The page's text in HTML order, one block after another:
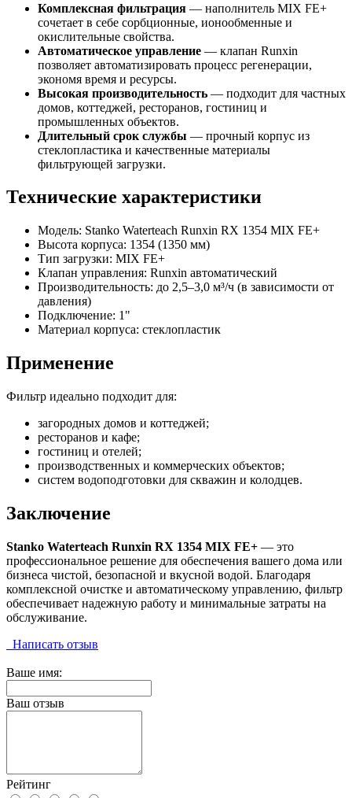
Комплексная фильтрация — наполнитель MIX FE+
сочетает в себе сорбционные, ионообменные и
окислительные свойства.
Автоматическое управление — клапан Runxin
позволяет автоматизировать процесс регенерации,
экономя время и ресурсы.
Высокая производительность — подходит для частных
домов, коттеджей, ресторанов, гостиниц и
промышленных объектов.
Длительный срок службы — прочный корпус из
стеклопластика и качественные материалы
фильтрующей загрузки.
Технические характеристики
Модель: Stanko Waterteach Runxin RX 1354 MIX FE+
Высота корпуса: 1354 (1350 мм)
Тип загрузки: MIX FE+
Клапан управления: Runxin автоматический
Производительность: до 2,5–3,0 м³/ч (в зависимости от
давления)
Подключение: 1"
Материал корпуса: стеклопластик
Применение
Фильтр идеально подходит для:
загородных домов и коттеджей;
ресторанов и кафе;
гостиниц и отелей;
производственных и коммерческих объектов;
систем водоподготовки для скважин и колодцев.
Заключение
Stanko Waterteach Runxin RX 1354 MIX FE+ — это
профессиональное решение для обеспечения вашего дома или
бизнеса чистой, безопасной и вкусной водой. Благодаря
комплексной очистке и автоматическому управлению, фильтр
обеспечивает надежную работу и минимальные затраты на
обслуживание.
Написать отзыв
Ваше имя:
Ваш отзыв
Рейтинг